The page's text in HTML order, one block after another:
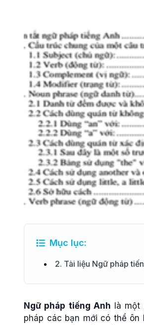
Mục lục:
2. Tài liệu Ngữ pháp
Ngữ pháp tiếng Anh là một
pháp các bạn mới có thể